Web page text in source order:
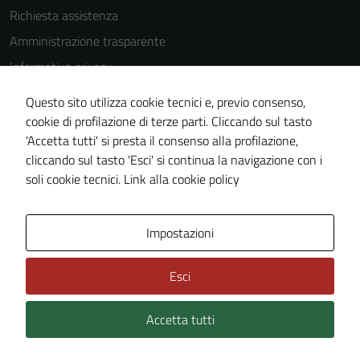
Richiesta assistenza
Amministrazione trasparente
Informativa privacy
Cookie Policy
Note legali
Dichiarazione di accessibilità
Piano di miglioramento del sito
Technical Design s.r.l.
Questo sito utilizza cookie tecnici e, previo consenso,
cookie di profilazione di terze parti. Cliccando sul tasto
'Accetta tutti' si presta il consenso alla profilazione,
cliccando sul tasto 'Esci' si continua la navigazione con i
soli cookie tecnici. Link alla cookie policy
Impostazioni
Esci
Accetta tutti